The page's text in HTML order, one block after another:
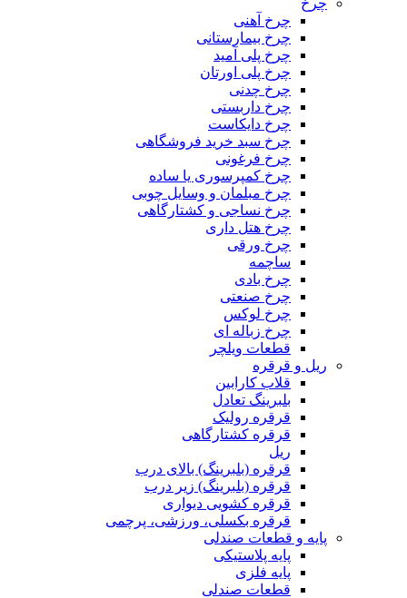
چرخ آهنی
چرخ بیمارستانی
چرخ پلی آمید
چرخ پلی اورتان
چرخ چدنی
چرخ داربستی
چرخ دایکاست
چرخ سبد خرید فروشگاهی
چرخ فرغونی
چرخ کمپرسوری یا ساده
چرخ مبلمان و وسایل چوبی
چرخ نساجی و کشتارگاهی
چرخ هتل داری
چرخ ورقی
ساچمه
چرخ بادی
چرخ صنعتی
چرخ لوکس
چرخ زباله ای
قطعات ویلچر
ریل و قرقره
قلاب کارابین
بلبرینگ تعادل
قرقره رولیک
قرقره کشتارگاهی
ریل
قرقره (بلبرینگ) بالای درب
قرقره (بلبرینگ) زیر درب
قرقره کشویی دیواری
قرقره بکسلی، ورزشی، پرچمی
پایه و قطعات صندلی
پایه پلاستیکی
پایه فلزی
قطعات صندلی